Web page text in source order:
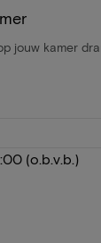
jouw kamer